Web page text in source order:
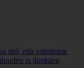
sitä, että toimimme
ja ihmisten